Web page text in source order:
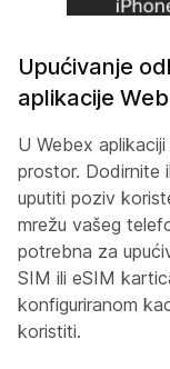
Upućivanje
aplikacije
U Webex
prostor. Dodirnite
uputiti poziv
mrežu vašeg
potrebna za
SIM ili eSIM
konfiguriranom
koristiti.